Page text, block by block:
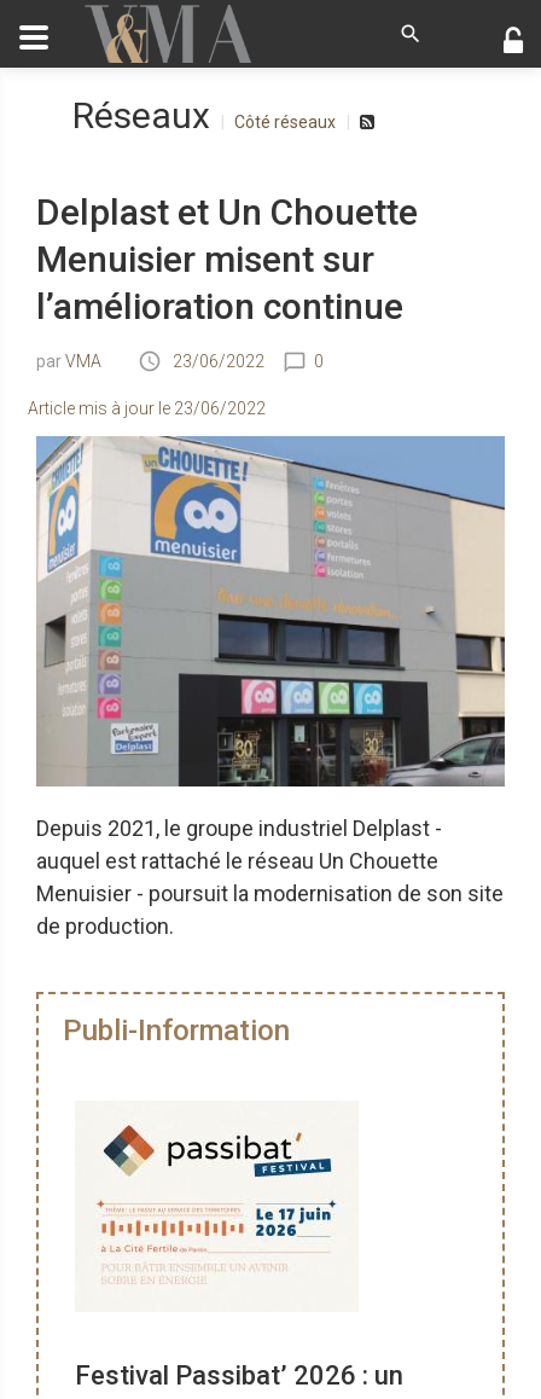
Réseaux Côté réseaux
Delplast et Un Chouette
Menuisier misent sur
l’amélioration continue
VMA 23/06/2022 0
Article mis à jour le 23/06/2022
Depuis 2021, le groupe industriel Delplast -
auquel est rattaché le réseau Un Chouette
Menuisier - poursuit la modernisation de son site
de production.
Publi-Information
Festival Passibat’ 2026 : un